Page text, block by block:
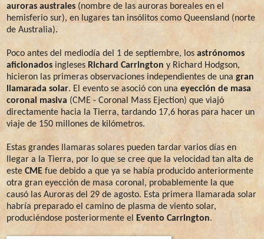
auroras australes (nombre de las auroras boreales en el
hemisferio sur), en lugares tan insólitos como Queensland (norte
de Australia).
Poco antes del mediodía del 1 de septiembre, los astrónomos
aficionados ingleses Richard Carrington y Richard Hodgson,
hicieron las primeras observaciones independientes de una gran
llamarada solar. El evento se asoció con una eyección de masa
coronal masiva (CME - Coronal Mass Ejection) que viajó
directamente hacia la Tierra, tardando 17,6 horas para hacer un
viaje de 150 millones de kilómetros.
Estas grandes llamaras solares pueden tardar varios días en
llegar a la Tierra, por lo que se cree que la velocidad tan alta de
este CME fue debido a que ya se había producido anteriormente
otra gran eyección de masa coronal, probablemente la que
causó las Auroras del 29 de agosto. Esta primera llamarada solar
habría preparado el camino de plasma de viento solar,
produciéndose posteriormente el
Evento Carrington.